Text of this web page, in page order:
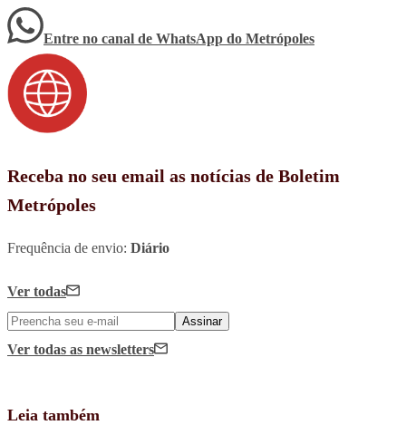
Entre no canal de WhatsApp do Metrópoles
Receba no seu email as notícias de Boletim
Metrópoles
Frequência de envio: Diário
Ver todas
Assinar
Ver todas as newsletters
Leia também